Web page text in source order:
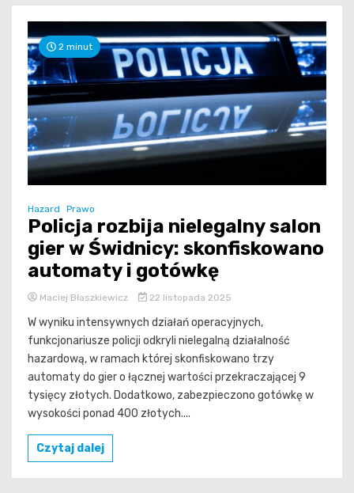
2 minut
Hazard Prawo
Policja rozbija nielegalny salon
gier w Świdnicy: skonfiskowano
automaty i gotówkę
Maciej Błaszkiewicz 22 listopada 2025
W wyniku intensywnych działań operacyjnych,
funkcjonariusze policji odkryli nielegalną działalność
hazardową, w ramach której skonfiskowano trzy
automaty do gier o łącznej wartości przekraczającej 9
tysięcy złotych. Dodatkowo, zabezpieczono gotówkę w
wysokości ponad 400 złotych....
Czytaj dalej